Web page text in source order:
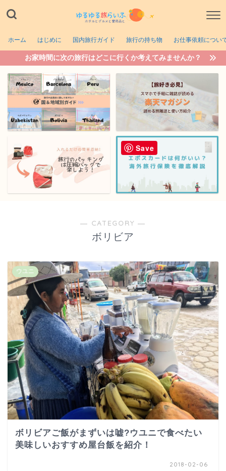
ホーム はじめに 国内旅行ガイド 旅行の持ち物 お仕事依頼につい
お家時間に次の旅行はどこに行くか考えてみませんか？
― CATEGORY ―
ボリビア
ウユニ
ボリビアご飯がまずいは嘘?ウユニで食べたい
美味しいおすすめ屋台飯を紹介！
2018-02-06
Save